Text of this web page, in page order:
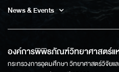
News & Events
องค์การพิพิธภัณฑ์วิทยาศาสตร์แ
กระทรวงการอุดมศึกษา วิทยาศาสตร์วิจัยแ